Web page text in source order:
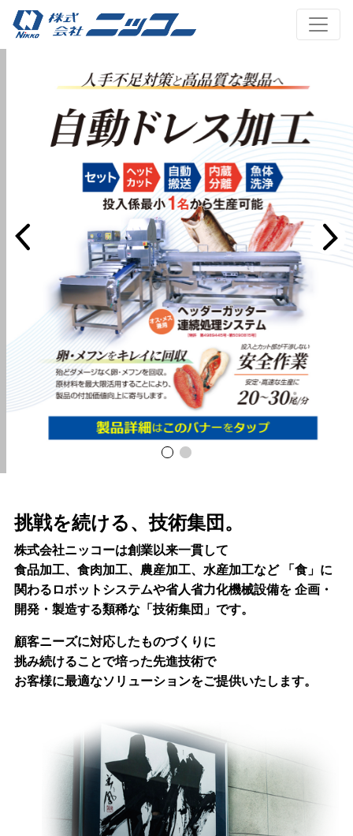
挑戦を続ける、技術集団。
株式会社ニッコーは創業以来一貫して
食品加工、食肉加工、農産加工、水産加工など
「食」に
関わるロボットシステムや省人省力化機械設備を 企画・
開発・製造する類稀な「技術集団」です。
顧客ニーズに対応したものづくりに
挑み続けることで培った先進技術で
お客様に最適なソリューションをご提供いたします。